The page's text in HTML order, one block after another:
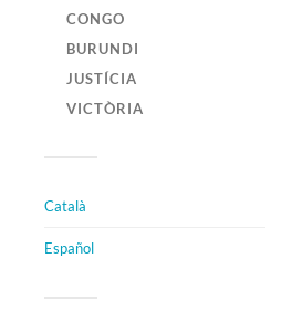
CONGO
BURUNDI
JUSTÍCIA
VICTÒRIA
Català
Español